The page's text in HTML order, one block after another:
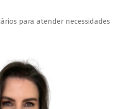
para atender necessidades